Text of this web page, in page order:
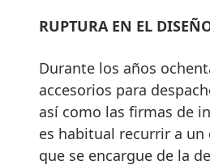
RUPTURA EN EL
Durante los años
accesorios para
así como las firmas de
es habitual recurrir a un
que se encargue de la